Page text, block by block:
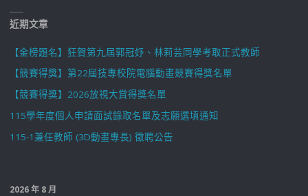
近期文章
【金榜題名】狂賀第九屆郭冠妤、林莉芸同學考取正式教師
【競賽得獎】第22屆技專校院電腦動畫競賽得獎名單
【競賽得獎】2026放視大賞得獎名單
115學年度個人申請面試錄取名單及志願選填通知
115-1兼任教師 (3D動畫專長) 徵聘公告
2026 年 8 月